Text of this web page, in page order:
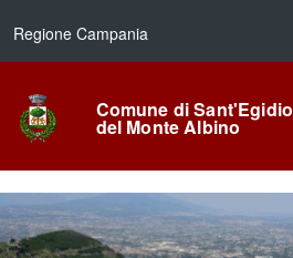
Regione Campania
Comune di Sant'Egidio
del Monte Albino